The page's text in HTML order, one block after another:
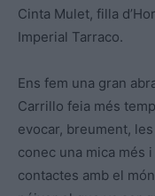
Cinta Mulet, filla
Imperial Tarraco.
Ens fem una gran
Carrillo feia més
evocar, breument,
conec una mica més
contactes amb el